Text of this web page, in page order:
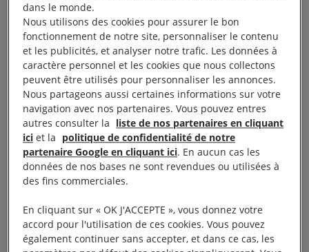
Table de pétitions et documentation sur les 10 jours
Gaulle, venez nombreux signer nos pétitions pour
des personnes en danger tous les jours de 10h à
dans le monde.
Nous utilisons des cookies pour assurer le bon
fonctionnement de notre site, personnaliser le contenu
et les publicités, et analyser notre trafic. Les données à
caractère personnel et les cookies que nous collectons
peuvent être utilisés pour personnaliser les annonces.
Nous partageons aussi certaines informations sur votre
navigation avec nos partenaires. Vous pouvez entres
autres consulter la liste de nos partenaires en cliquant
ici et la politique de confidentialité de notre
partenaire Google en cliquant ici. En aucun cas les
données de nos bases ne sont revendues ou utilisées à
des fins commerciales.
En cliquant sur « OK J'ACCEPTE », vous donnez votre
accord pour l'utilisation de ces cookies. Vous pouvez
également continuer sans accepter, et dans ce cas, les